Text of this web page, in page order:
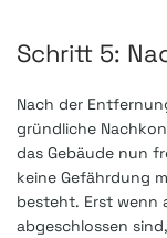
Schritt 5:
Nach der
gründliche
das Gebäude nun
keine Gefährdung
besteht. Erst wenn
abgeschlossen